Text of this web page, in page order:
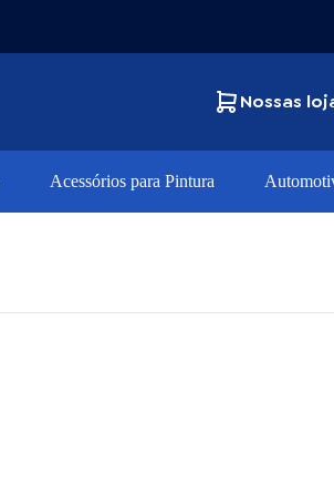
Nossas
Acessórios para Pintura